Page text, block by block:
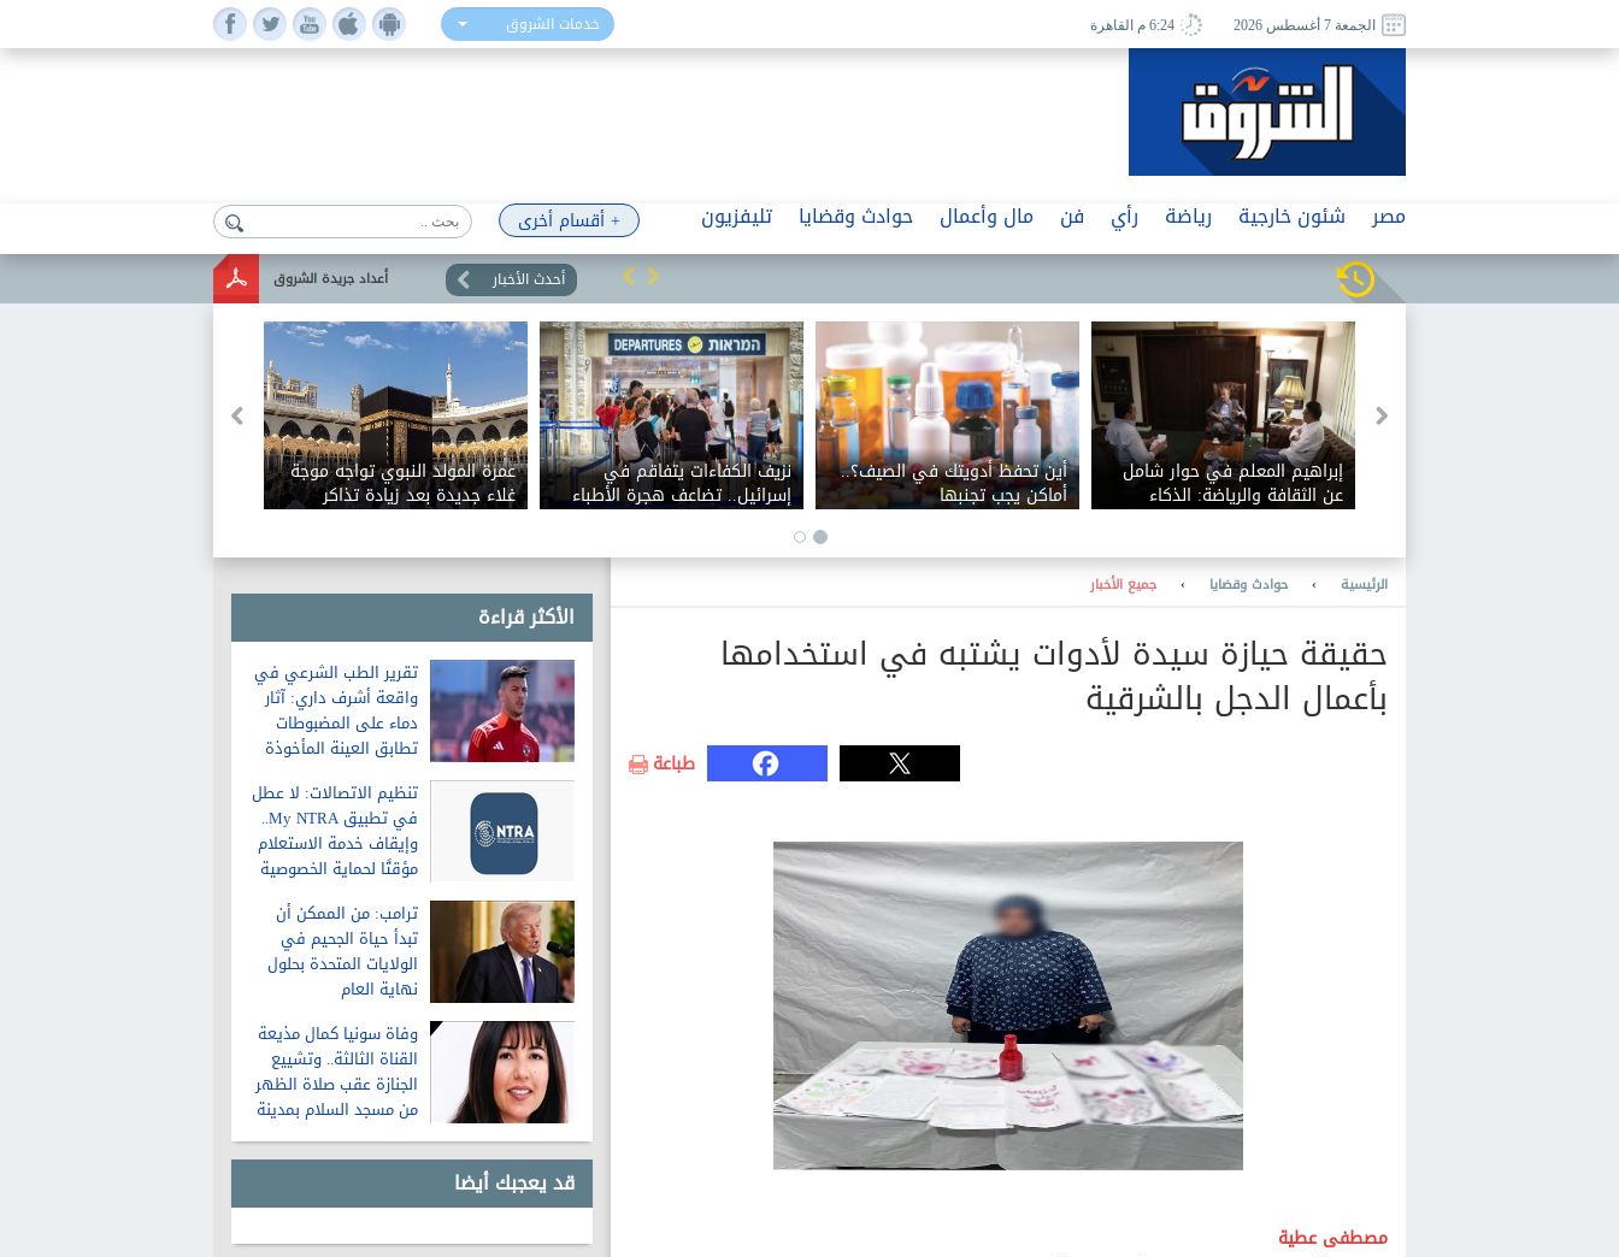
خدمات الشروق الجمعة 7 أغسطس 2026 6:24 م القاهرة
+ أقسام أخرى مصر شئون خارجية رياضة رأي فن مال وأعمال حوادث وقضايا تليفزيون
أعداد جريدة الشروق أحدث الأخبار
إبراهيم المعلم في حوار شامل
عن الثقافة والرياضة: الذكاء
الاصطناعي يفيد الثقافة
والتعليم
أين تحفظ أدويتك في الصيف؟..
أماكن يجب تجنبها
نزيف الكفاءات يتفاقم في
إسرائيل.. تضاعف هجرة الأطباء
والمهندسين خلال خمس سنوات
عمرة المولد النبوي تواجه موجة
غلاء جديدة بعد زيادة تذاكر
الطيران 20%
الأكثر قراءة
تقرير الطب الشرعي في
واقعة أشرف داري: آثار
دماء على المضبوطات
تطابق العينة المأخوذة
تنظيم الاتصالات: لا عطل
في تطبيق My NTRA..
وإيقاف خدمة الاستعلام
مؤقتًا لحماية الخصوصية
ترامب: من الممكن أن
تبدأ حياة الجحيم في
الولايات المتحدة بحلول
نهاية العام
وفاة سونيا كمال مذيعة
القناة الثالثة.. وتشييع
الجنازة عقب صلاة الظهر
من مسجد السلام بمدينة
نصر
قد يعجبك أيضا
الرئيسية › حوادث وقضايا › جميع الأخبار
حقيقة حيازة سيدة لأدوات يشتبه في استخدامها
بأعمال الدجل بالشرقية
طباعة
مصطفى عطية